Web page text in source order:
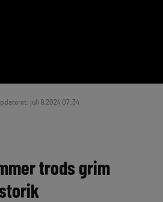
juli 9, 2024 07:34
trods grim